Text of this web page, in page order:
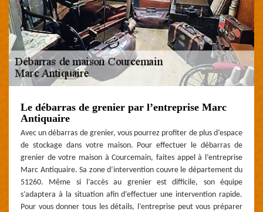
Le débarras de grenier par l’entreprise Marc
Antiquaire
Avec un débarras de grenier, vous pourrez profiter de plus d’espace
de stockage dans votre maison. Pour effectuer le débarras de
grenier de votre maison à Courcemain, faites appel à l’entreprise
Marc Antiquaire. Sa zone d’intervention couvre le département du
51260. Même si l’accès au grenier est difficile, son équipe
s’adaptera à la situation afin d’effectuer une intervention rapide.
Pour vous donner tous les détails, l’entreprise peut vous préparer